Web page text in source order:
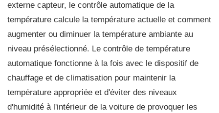
externe capteur, le contrôle automatique de la
température calcule la température actuelle et comment
augmenter ou diminuer la température ambiante au
niveau présélectionné. Le contrôle de température
automatique fonctionne à la fois avec le dispositif de
chauffage et de climatisation pour maintenir la
température appropriée et d'éviter des niveaux
d'humidité à l'intérieur de la voiture de provoquer les